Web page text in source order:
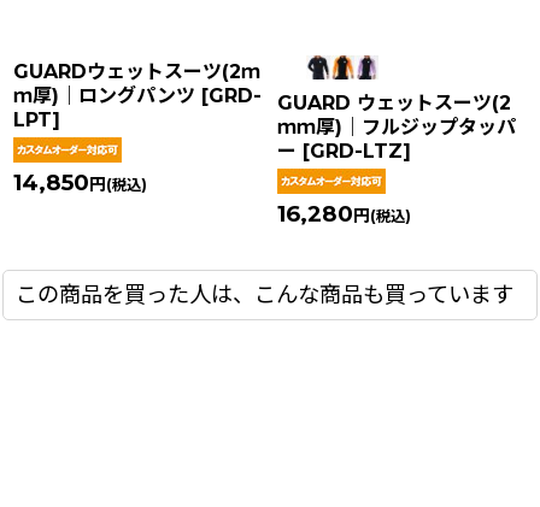
GUARDウェットスーツ(2ｍ
ｍ厚)｜ロングパンツ [GRD-
LPT]
14,850円(税込)
GUARD ウェットスーツ(2
ｍｍ厚)｜フルジップタッパ
ー [GRD-LTZ]
16,280円(税込)
この商品を買った人は、こんな商品も買っています